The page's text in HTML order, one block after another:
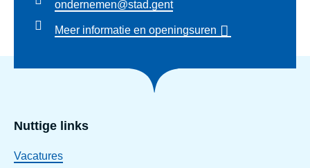
ondernemen@stad.gent
Meer informatie en openingsuren
Nuttige links
Vacatures